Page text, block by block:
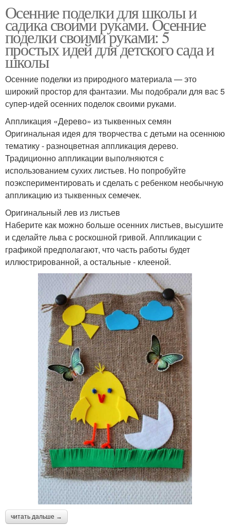
Осенние поделки для школы и
садика своими руками. Осенние
поделки своими руками: 5
простых идей для детского сада и
школы
Осенние поделки из природного материала — это
широкий простор для фантазии. Мы подобрали для вас 5
супер-идей осенних поделок своими руками.
Аппликация «Дерево» из тыквенных семян
Оригинальная идея для творчества с детьми на осеннюю
тематику - разноцветная аппликация дерево.
Традиционно аппликации выполняются с
использованием сухих листьев. Но попробуйте
поэкспериментировать и сделать с ребенком необычную
аппликацию из тыквенных семечек.
Оригинальный лев из листьев
Наберите как можно больше осенних листьев, высушите
и сделайте льва с роскошной гривой. Аппликации с
графикой предполагают, что часть работы будет
иллюстрированной, а остальные - клееной.
читать дальше →